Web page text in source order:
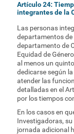
Artículo 24:
integrantes de la
Las personas
departamentos de
departamento de
Equidad de
al menos un
dedicarse según
atender las
detalladas en el
por los tiempos
En los casos en
Investigadoras,
jornada adicional